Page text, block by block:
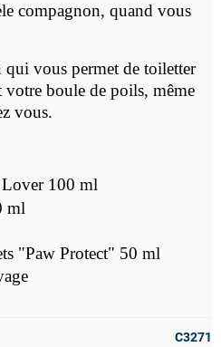
compagnon, quand vous
vous permet de toiletter
votre boule de poils, même
vous.
100 ml
ml
"Paw Protect" 50 ml
C3271